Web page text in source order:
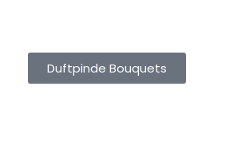
Duftpinde Bouquets